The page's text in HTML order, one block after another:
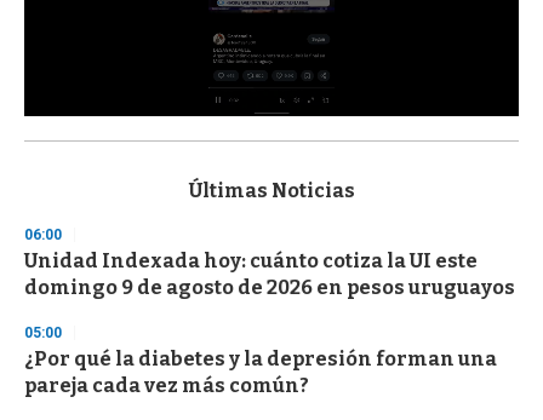
s
d
s
o
f
3
s
e
c
Últimas Noticias
06:00
Unidad Indexada hoy: cuánto cotiza la UI este
domingo 9 de agosto de 2026 en pesos uruguayos
05:00
¿Por qué la diabetes y la depresión forman una
pareja cada vez más común?